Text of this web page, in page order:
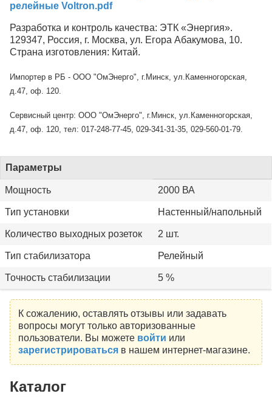
релейные Voltron.pdf
Разработка и контроль качества: ЭТК «Энергия».
129347, Россия, г. Москва, ул. Егора Абакумова, 10.
Страна изготовления: Китай.
Импортер в РБ - ООО "ОмЭнерго", г.Минск, ул.Каменногорская,
д.47, оф. 120.
Сервисный центр: ООО "ОмЭнерго", г.Минск, ул.Каменногорская,
д.47, оф. 120, тел: 017-248-77-45, 029-341-31-35, 029-560-01-79.
Параметры
Мощность 2000 ВА
Тип установки Настенный/напольный
Количество выходных розеток 2 шт.
Тип стабилизатора Релейный
Точность стабилизации 5 %
К сожалению, оставлять отзывы или задавать
вопросы могут только авторизованные
пользователи. Вы можете войти или
зарегистрироватьсяв нашем интернет-магазине.
Каталог